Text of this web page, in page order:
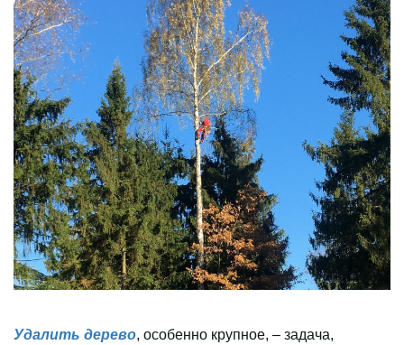
Удалить дерево, особенно крупное, – задача,